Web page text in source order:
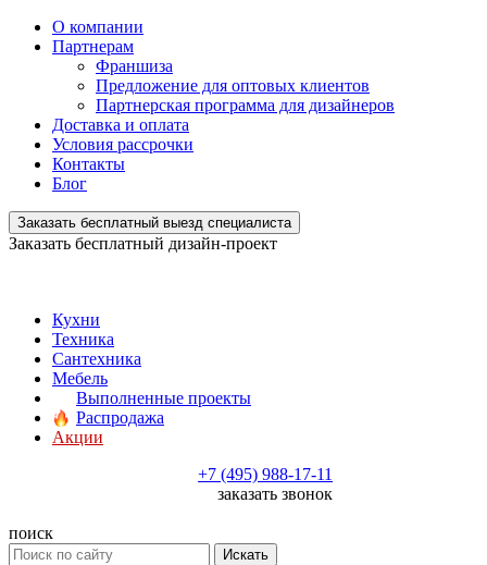
О компании
Партнерам
Франшиза
Предложение для оптовых клиентов
Партнерская программа для дизайнеров
Доставка и оплата
Условия рассрочки
Контакты
Блог
Заказать бесплатный выезд специалиста
Заказать бесплатный дизайн-проект
Кухни
Техника
Сантехника
Мебель
Выполненные проекты
Распродажа
Акции
+7 (495) 988-17-11
заказать звонок
поиск
Искать